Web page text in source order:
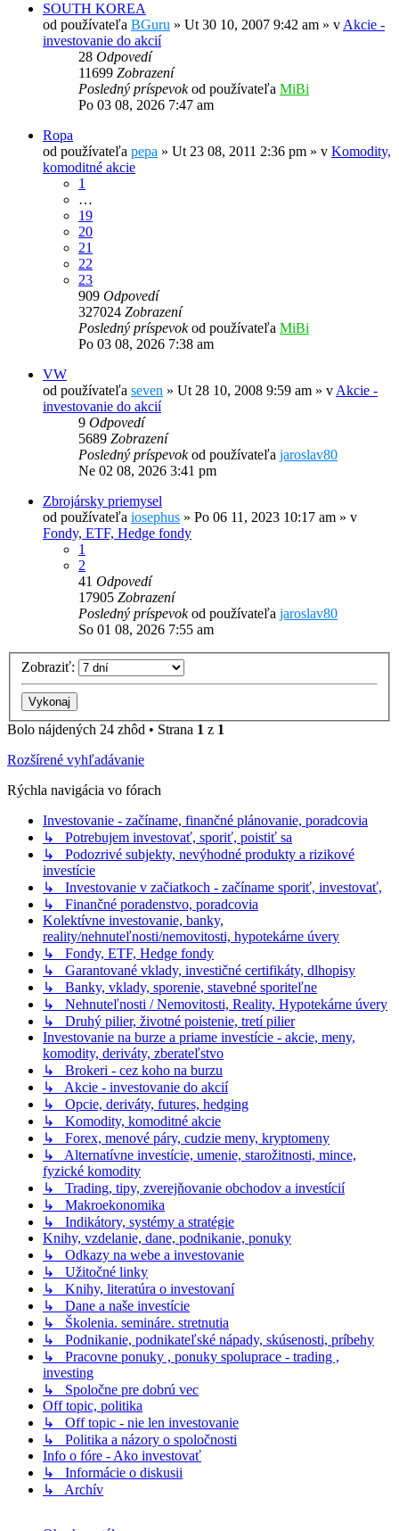
SOUTH KOREA
od používateľa BGuru » Ut 30 10, 2007 9:42 am » vAkcie -
investovanie do akcií
28 Odpovedí
11699 Zobrazení
Posledný príspevokod používateľa MiBi
Po 03 08, 2026 7:47 am
Ropa
od používateľa pepa » Ut 23 08, 2011 2:36 pm » v Komodity,
komoditné akcie
1
…
19
20
21
22
23
909 Odpovedí
327024 Zobrazení
Posledný príspevokod používateľa MiBi
Po 03 08, 2026 7:38 am
VW
od používateľa seven » Ut 28 10, 2008 9:59 am » vAkcie -
investovanie do akcií
9 Odpovedí
5689 Zobrazení
Posledný príspevokod používateľa jaroslav80
Ne 02 08, 2026 3:41 pm
Zbrojársky priemysel
od používateľa iosephus » Po 06 11, 2023 10:17 am » v
Fondy, ETF, Hedge fondy
1
2
41 Odpovedí
17905 Zobrazení
Posledný príspevokod používateľa jaroslav80
So 01 08, 2026 7:55 am
Zobraziť:
Bolo nájdených 24 zhôd • Strana 1 z 1
Rozšírené vyhľadávanie
Rýchla navigácia vo fórach
Investovanie - začíname, finančné plánovanie, poradcovia
↳ Potrebujem investovať, sporiť, poistiť sa
↳ Podozrivé subjekty, nevýhodné produkty a rizikové
investície
↳ Investovanie v začiatkoch - začíname sporiť, investovať,
↳ Finančné poradenstvo, poradcovia
Kolektívne investovanie, banky,
reality/nehnuteľnosti/nemovitosti, hypotekárne úvery
↳ Fondy, ETF, Hedge fondy
↳ Garantované vklady, investičné certifikáty, dlhopisy
↳ Banky, vklady, sporenie, stavebné sporiteľne
↳ Nehnuteľnosti / Nemovitosti, Reality, Hypotekárne úvery
↳ Druhý pilier, životné poistenie, tretí pilier
Investovanie na burze a priame investície - akcie, meny,
komodity, deriváty, zberateľstvo
↳ Brokeri - cez koho na burzu
↳ Akcie - investovanie do akcií
↳ Opcie, deriváty, futures, hedging
↳ Komodity, komoditné akcie
↳ Forex, menové páry, cudzie meny, kryptomeny
↳ Alternatívne investície, umenie, starožitnosti, mince,
fyzické komodity
↳ Trading, tipy, zverejňovanie obchodov a investícií
↳ Makroekonomika
↳ Indikátory, systémy a stratégie
Knihy, vzdelanie, dane, podnikanie, ponuky
↳ Odkazy na webe a investovanie
↳ Užitočné linky
↳ Knihy, literatúra o investovaní
↳ Dane a naše investície
↳ Školenia. semináre. stretnutia
↳ Podnikanie, podnikateľské nápady, skúsenosti, príbehy
↳ Pracovne ponuky , ponuky spoluprace - trading ,
investing
↳ Spoločne pre dobrú vec
Off topic, politika
↳ Off topic - nie len investovanie
↳ Politika a názory o spoločnosti
Info o fóre - Ako investovať
↳ Informácie o diskusii
↳ Archív